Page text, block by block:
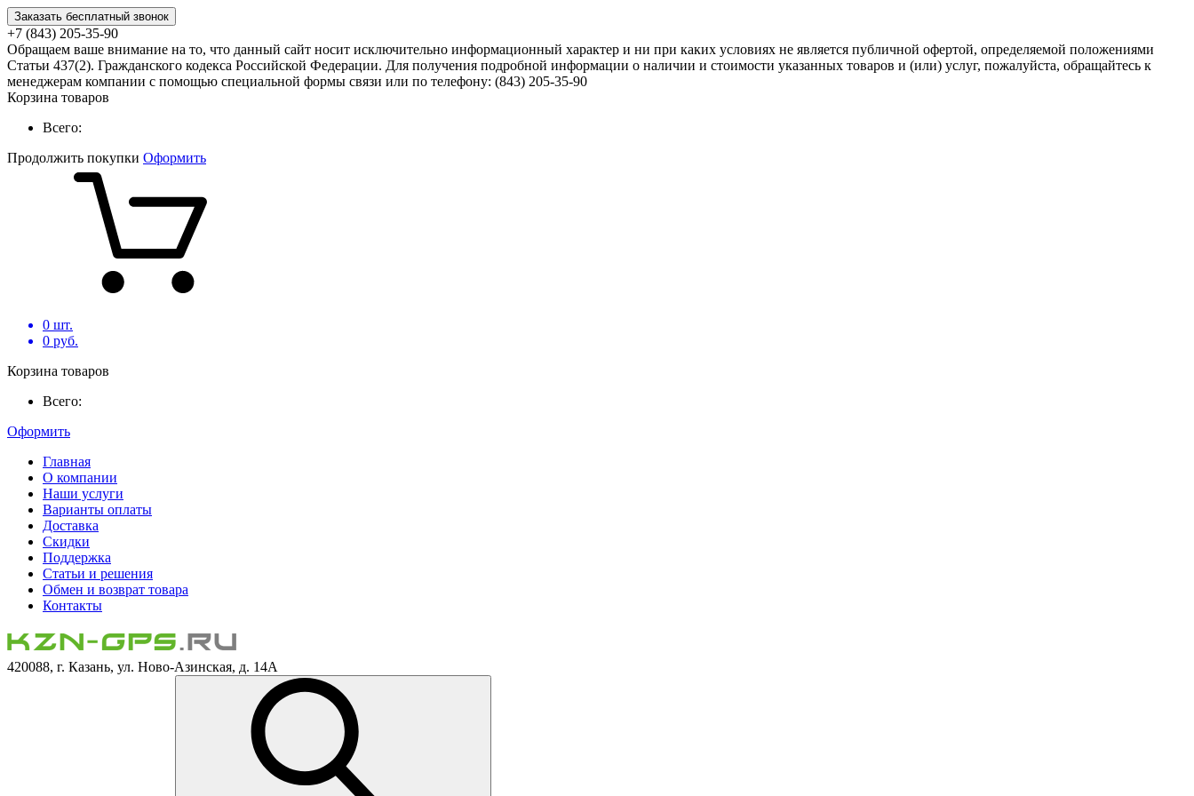
Заказать бесплатный звонок
+7 (843) 205-35-90
Обращаем ваше внимание на то, что данный сайт носит исключительно информационный характер и ни при каких условиях не является публичной офертой, определяемой положениями
Статьи 437(2). Гражданского кодекса Российской Федерации. Для получения подробной информации о наличии и стоимости указанных товаров и (или) услуг, пожалуйста, обращайтесь к
менеджерам компании с помощью специальной формы связи или по телефону: (843) 205-35-90
Корзина товаров
Всего:
Продолжить покупки Оформить
0 шт.
0 руб.
Корзина товаров
Всего:
Оформить
Главная
О компании
Наши услуги
Варианты оплаты
Доставка
Скидки
Поддержка
Статьи и решения
Обмен и возврат товара
Контакты
420088, г. Казань, ул. Ново-Азинская, д. 14А